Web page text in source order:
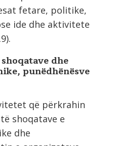
fetare, politike,
ide dhe aktivitete
dhe
punëdhënësve
që përkrahin
shoqatave e
dhe